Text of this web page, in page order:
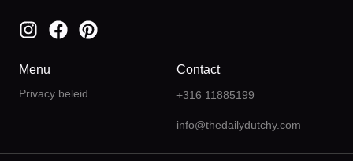
Menu
Privacy beleid
Contact
+316 11885199
info@thedailydutchy.com